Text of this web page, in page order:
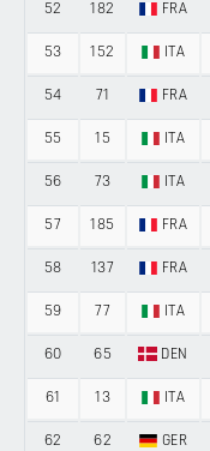
52 182 FRA
53 152 ITA
54 71 FRA
55 15 ITA
56 73 ITA
57 185 FRA
58 137 FRA
59 77 ITA
60 65 DEN
61 13 ITA
62 62 GER